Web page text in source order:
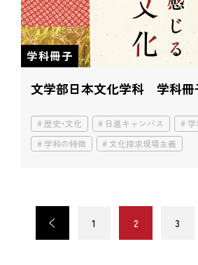
学科冊子
文学部日本文化学科 学科冊
歴史・文化 日進キャンパス
学科の特徴
文化探求現場主義
< 1 2 3